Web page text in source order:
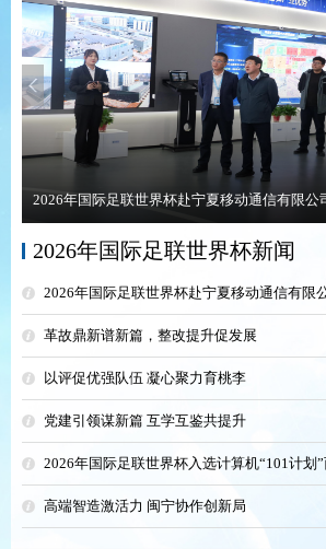
Previous
2026年国际足联世界杯新闻
革故鼎新谱新篇，整改提升促发展
以评促优强队伍 凝心聚力育桃李
党建引领谋新篇 互学互鉴共提升
高端智造激活力 闽宁协作创新局